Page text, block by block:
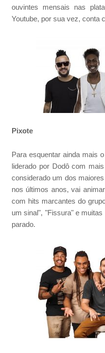
ouvintes mensais nas
Youtube, por sua vez, conta
Pixote
Para esquentar ainda mais
liderado por Dodô com
considerado um dos
nos últimos anos, vai
com hits marcantes do
um sinal", "Fissura" e
parado.